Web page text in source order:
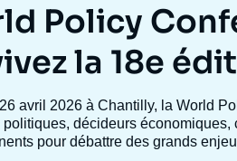
Policy
la 18e
avril 2026 à Chantilly, la World
décideurs économiques,
pour débattre des grands